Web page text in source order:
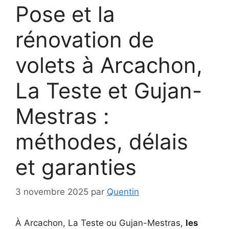
Pose et la
rénovation de
volets à Arcachon,
La Teste et Gujan-
Mestras :
méthodes, délais
et garanties
3 novembre 2025 par Quentin
À Arcachon, La Teste ou Gujan-Mestras, les